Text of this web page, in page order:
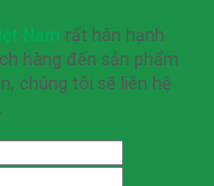
Nam rất hân hạnh
hàng đến sản phẩm
chúng tôi sẽ liên hệ